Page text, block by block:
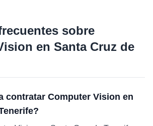
sobre
en Santa Cruz de
contratar Computer Vision en